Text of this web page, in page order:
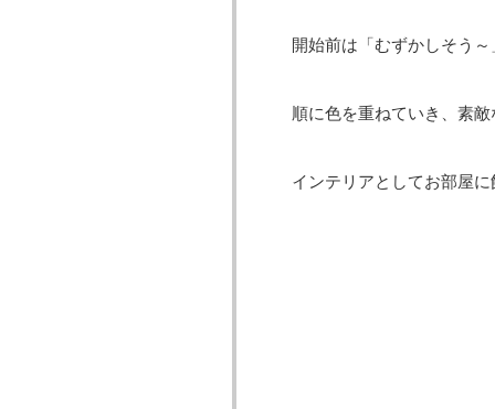
開始前は「むずかしそう
順に色を重ねていき、素
インテリアとしてお部屋